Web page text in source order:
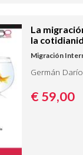
La
la
Migración
Germán
€ 59,00